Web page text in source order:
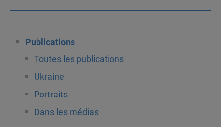
Publications
Toutes les publications
Ukraine
Portraits
Dans les médias